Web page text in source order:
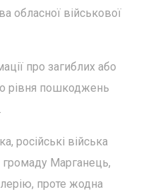
обласної військової
про загиблих або
рівня пошкоджень
російські війська
громаду Марганець,
проте жодна